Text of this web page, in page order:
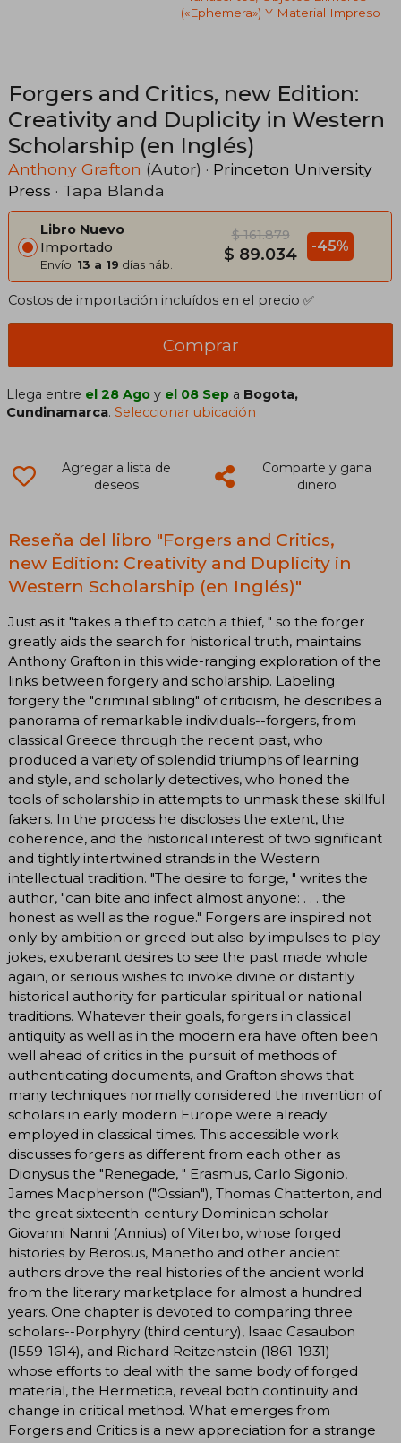
(«ephemera») Y Material Impreso
Forgers and Critics, new Edition:
Creativity and Duplicity in Western
Scholarship (en Inglés)
Anthony Grafton (Autor) · Princeton University
Press · Tapa Blanda
Libro Nuevo
Importado
Envío: 13 a 19 días háb.
$ 161.879
$ 89.034 -45%
Costos de importación incluídos en el precio ✅
Comprar
Llega entre el 28 Ago y el 08 Sep a Bogota,
Cundinamarca.Seleccionar ubicación
Agregar a lista de
deseos
Comparte y gana
dinero
Reseña del libro "Forgers and Critics,
new Edition: Creativity and Duplicity in
Western Scholarship (en Inglés)"
Just as it "takes a thief to catch a thief, " so the forger
greatly aids the search for historical truth, maintains
Anthony Grafton in this wide-ranging exploration of the
links between forgery and scholarship. Labeling
forgery the "criminal sibling" of criticism, he describes a
panorama of remarkable individuals--forgers, from
classical Greece through the recent past, who
produced a variety of splendid triumphs of learning
and style, and scholarly detectives, who honed the
tools of scholarship in attempts to unmask these skillful
fakers. In the process he discloses the extent, the
coherence, and the historical interest of two significant
and tightly intertwined strands in the Western
intellectual tradition. "The desire to forge, " writes the
author, "can bite and infect almost anyone: . . . the
honest as well as the rogue." Forgers are inspired not
only by ambition or greed but also by impulses to play
jokes, exuberant desires to see the past made whole
again, or serious wishes to invoke divine or distantly
historical authority for particular spiritual or national
traditions. Whatever their goals, forgers in classical
antiquity as well as in the modern era have often been
well ahead of critics in the pursuit of methods of
authenticating documents, and Grafton shows that
many techniques normally considered the invention of
scholars in early modern Europe were already
employed in classical times. This accessible work
discusses forgers as different from each other as
Dionysus the "Renegade, " Erasmus, Carlo Sigonio,
James Macpherson ("Ossian"), Thomas Chatterton, and
the great sixteenth-century Dominican scholar
Giovanni Nanni (Annius) of Viterbo, whose forged
histories by Berosus, Manetho and other ancient
authors drove the real histories of the ancient world
from the literary marketplace for almost a hundred
years. One chapter is devoted to comparing three
scholars--Porphyry (third century), Isaac Casaubon
(1559-1614), and Richard Reitzenstein (1861-1931)--
whose efforts to deal with the same body of forged
material, the Hermetica, reveal both continuity and
change in critical method. What emerges from
Forgers and Critics is a new appreciation for a strange